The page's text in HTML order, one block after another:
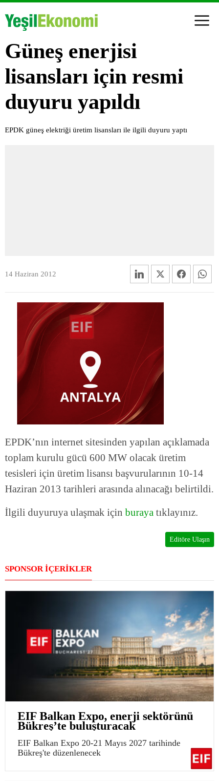
Güneş enerjisi
lisansları için resmi
duyuru yapıldı
EPDK güneş elektriği üretim lisansları ile ilgili duyuru yaptı
14 Haziran 2012
EPDK’nın internet sitesinden yapılan açıklamada
toplam kurulu gücü 600 MW olacak üretim
tesisleri için üretim lisansı başvurularının 10-14
Haziran 2013 tarihleri arasında alınacağı belirtildi.
İlgili duyuruya ulaşmak için buraya tıklayınız.
Editöre Ulaşın
SPONSOR İÇERİKLER
EIF Balkan Expo, enerji sektörünü
Bükreş’te buluşturacak
EIF Balkan Expo 20-21 Mayıs 2027 tarihinde
Bükreş'te düzenlenecek